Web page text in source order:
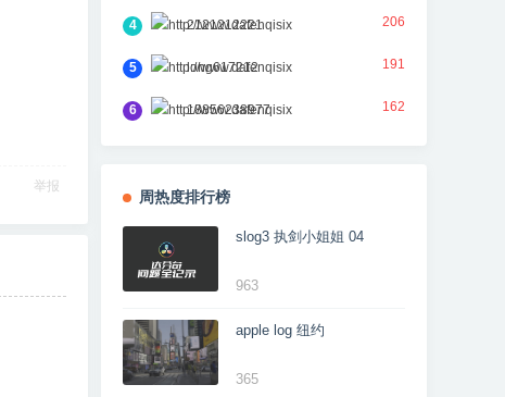
举报
4 2121212221 206
5 long617212 191
6 18856238977 162
周热度排行榜
slog3 执剑小姐姐 04
963
apple log 纽约
365